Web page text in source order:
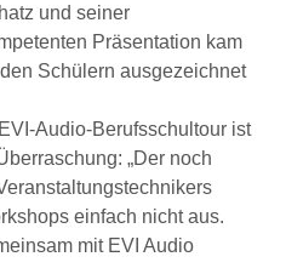
und seiner
Präsentation kam
Schülern ausgezeichnet
Audio-Berufsschultour ist
„Der noch
einfach nicht aus.
mit EVI Audio